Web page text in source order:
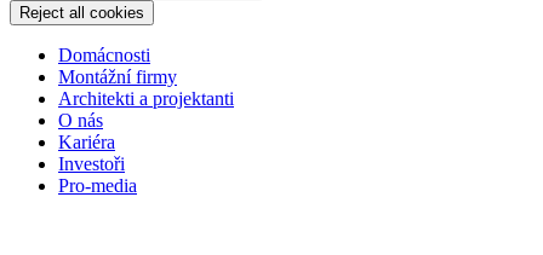
Reject all cookies
Domácnosti
Montážní firmy
Architekti a projektanti
O nás
Kariéra
Investoři
Pro-media